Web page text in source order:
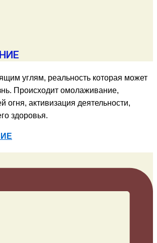
углям, реальность которая может
Происходит омолаживание,
огня, активизация деятельности,
здоровья.